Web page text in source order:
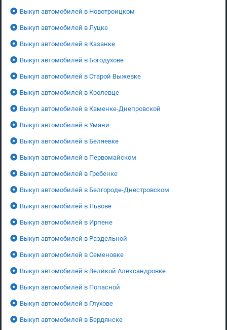
Выкуп автомобилей в Новотроицком
Выкуп автомобилей в Луцке
Выкуп автомобилей в Казанке
Выкуп автомобилей в Богодухове
Выкуп автомобилей в Старой Выжевке
Выкуп автомобилей в Кролевце
Выкуп автомобилей в Каменке-Днепровской
Выкуп автомобилей в Умани
Выкуп автомобилей в Беляевке
Выкуп автомобилей в Первомайском
Выкуп автомобилей в Гребенке
Выкуп автомобилей в Белгороде-Днестровском
Выкуп автомобилей в Львове
Выкуп автомобилей в Ирпене
Выкуп автомобилей в Раздельной
Выкуп автомобилей в Семеновке
Выкуп автомобилей в Великой Александровке
Выкуп автомобилей в Попасной
Выкуп автомобилей в Глухове
Выкуп автомобилей в Бердянске